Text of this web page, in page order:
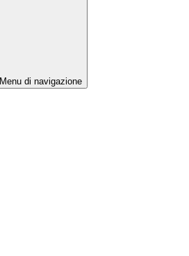
Menu di navigazione